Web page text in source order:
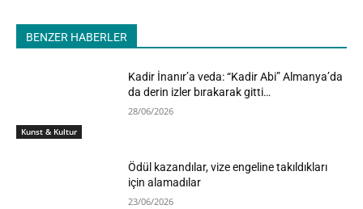
BENZER HABERLER
Kunst & Kultur
Kadir İnanır’a veda: “Kadir Abi” Almanya’da
da derin izler bırakarak gitti…
28/06/2026
Ödül kazandılar, vize engeline takıldıkları
için alamadılar
23/06/2026